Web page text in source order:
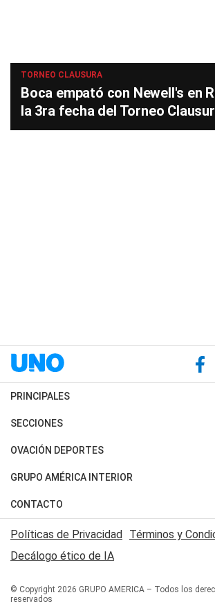
TORNEO CLAUSURA
Boca empató con Newell's en
la 3ra fecha del Torneo
PRINCIPALES
Últimas Noticias
Política
Judiciales
Economia
SECCIONES
Horóscopo
Motores
Trucos caseros
Series y Películas
Edictos y Solicitadas
OVACIÓN DEPORTES
Fútbol
Mundial
Automovilismo
Rugby
Básquet
GRUPO AMÉRICA INTERIOR
Canal 7 en Vivo
San Juan 8
CONTACTO
Acerca de Nosotros
Contactanos
Políticas de Privacidad Términos y
Decálogo ético de IA
© Copyright 2026 GRUPO AMERICA – Todos los
reservados